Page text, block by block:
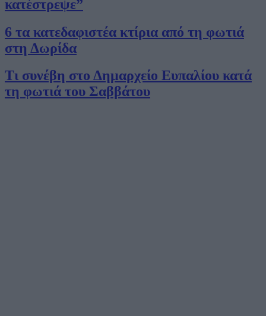
κατέστρεψε”
6 τα κατεδαφιστέα κτίρια από τη φωτιά
στη Δωρίδα
Τι συνέβη στο Δημαρχείο Ευπαλίου κατά
τη φωτιά του Σαββάτου